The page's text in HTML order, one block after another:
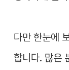
다만 한눈에
합니다. 많은